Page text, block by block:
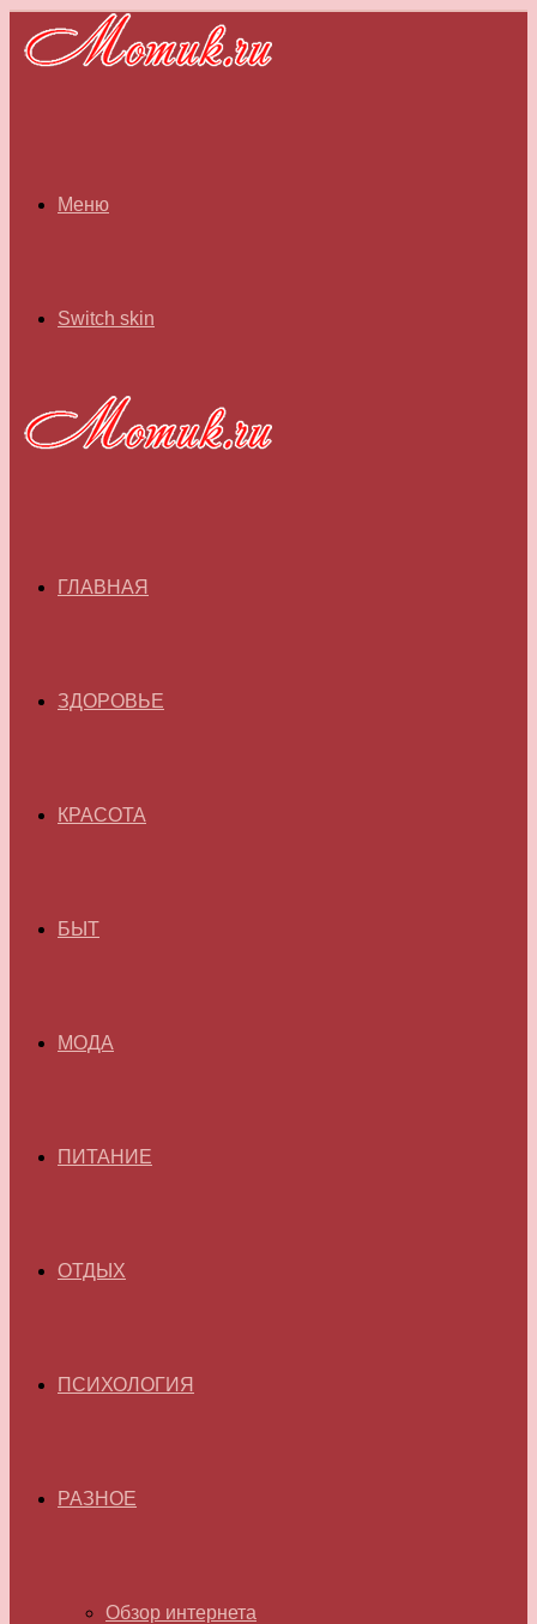
Меню
Switch skin
ГЛАВНАЯ
ЗДОРОВЬЕ
КРАСОТА
БЫТ
МОДА
ПИТАНИЕ
ОТДЫХ
ПСИХОЛОГИЯ
РАЗНОЕ
Обзор интернета